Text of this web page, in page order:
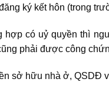
ký kết hôn (trong
hợp có uỷ quyền thì
phải được công
sở hữu nhà ở, QSDĐ